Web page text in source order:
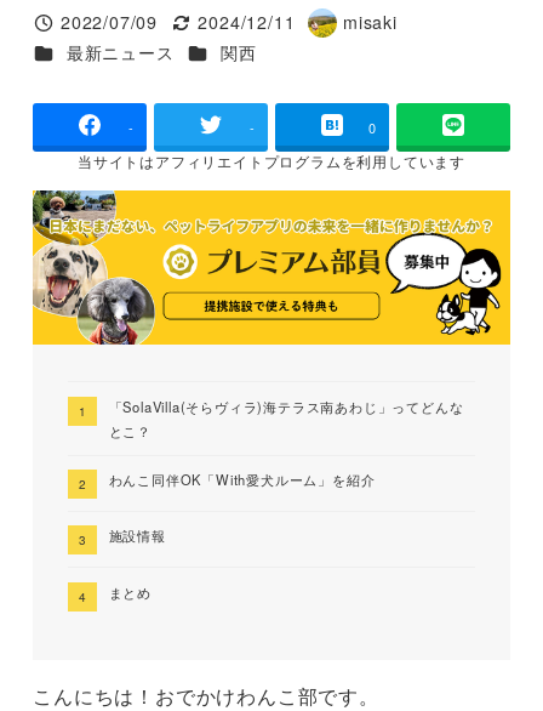
投稿日
2022/07/09
更新日
2024/12/11
著
misaki
カテゴリー
最新ニュース カテゴリー
関西
- - 0
当サイトはアフィリエイトプログラムを利用しています
「SolaVilla(そらヴィラ)海テラス南あわじ」ってどんな
とこ？
わんこ同伴OK「With愛犬ルーム」を紹介
施設情報
まとめ
こんにちは！おでかけわんこ部です。